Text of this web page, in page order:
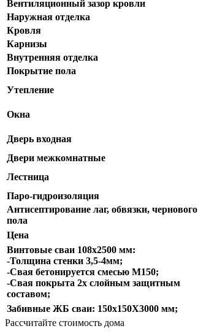
Вентиляционный зазор кровли
Наружная отделка
Кровля
Карнизы
Внутренняя отделка
Покрытие пола
Утепление
Окна
Дверь входная
Двери межкомнатные
Лестница
Паро-гидроизоляция
Антисептирование лаг, обвязки, чернового
пола
Цена
Винтовые сваи 108х2500 мм:
-Толщина стенки 3,5-4мм;
-Свая бетонируется смесью М150;
-Свая покрыта 2х слойным защитным
составом;
Забивные ЖБ сваи: 150х150Х3000 мм;
Рассчитайте стоимость дома